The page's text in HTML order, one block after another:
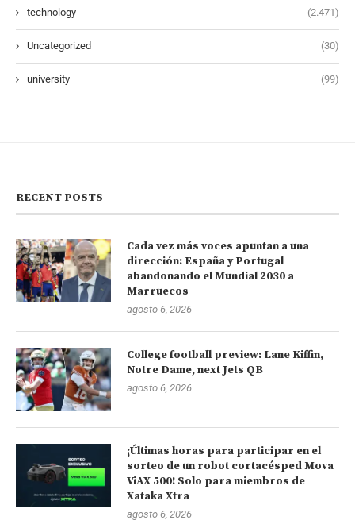
technology (2.471)
Uncategorized (30)
university (99)
RECENT POSTS
Cada vez más voces apuntan a una
dirección: España y Portugal
abandonando el Mundial 2030 a
Marruecos
agosto 6, 2026
College football preview: Lane Kiffin,
Notre Dame, next Jets QB
agosto 6, 2026
¡Últimas horas para participar en el
sorteo de un robot cortacésped Mova
ViAX 500! Solo para miembros de
Xataka Xtra
agosto 6, 2026